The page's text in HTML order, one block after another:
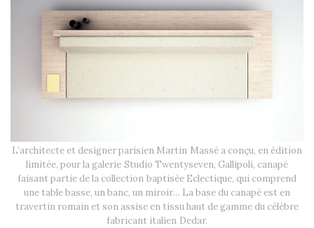
L’architecte et designer parisien Martin Massé a conçu, en édition
limitée, pour la galerie Studio Twentyseven, Gallipoli, canapé
faisant partie de la collection baptisée Eclectique, qui comprend
une table basse, un banc, un miroir… La base du canapé est en
travertin romain et son assise en tissu haut de gamme du célèbre
fabricant italien Dedar.